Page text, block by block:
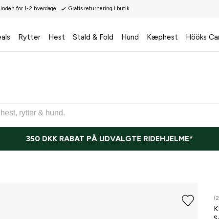
for 1-2 hverdage Gratis returnering i butik
Rytter Hest Stald & Fold Hund Kæphest Hööks
350 DKK RABAT PÅ UDVALGTE RIDEHJELME*